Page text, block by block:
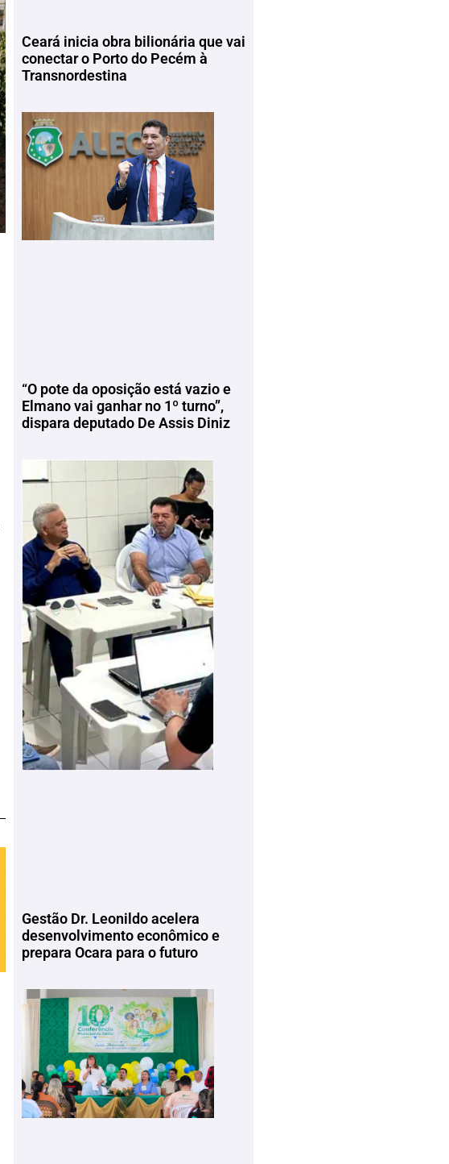
Ceará inicia obra bilionária que vai
conectar o Porto do Pecém à
Transnordestina
“O pote da oposição está vazio e
Elmano vai ganhar no 1º turno”,
dispara deputado De Assis Diniz
Gestão Dr. Leonildo acelera
desenvolvimento econômico e
prepara Ocara para o futuro